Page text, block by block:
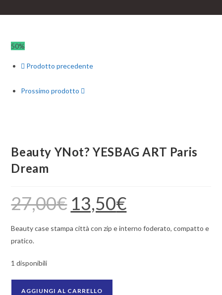
50%
Prodotto precedente
Prossimo prodotto
Beauty YNot? YESBAG ART Paris
Dream
27,00€
Il
prezzo
originale
27,00€.
13,50€Il
attuale
13,50€.
Beauty case stampa città con zip e interno foderato, compatto e
pratico.
1 disponibili
AGGIUNGI AL CARRELLO